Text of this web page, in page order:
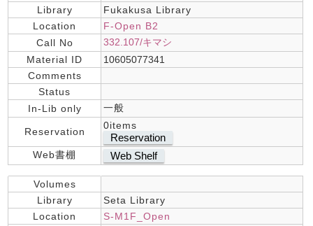
Library
Fukakusa Library
Location
F-Open B2
Call No
332.107/キマシ
Material ID
10605077341
Comments
Status
In-Lib only
一般
Reservation
0items
Reservation
Web書棚 Web Shelf
Volumes
Library
Seta Library
Location
S-M1F_Open